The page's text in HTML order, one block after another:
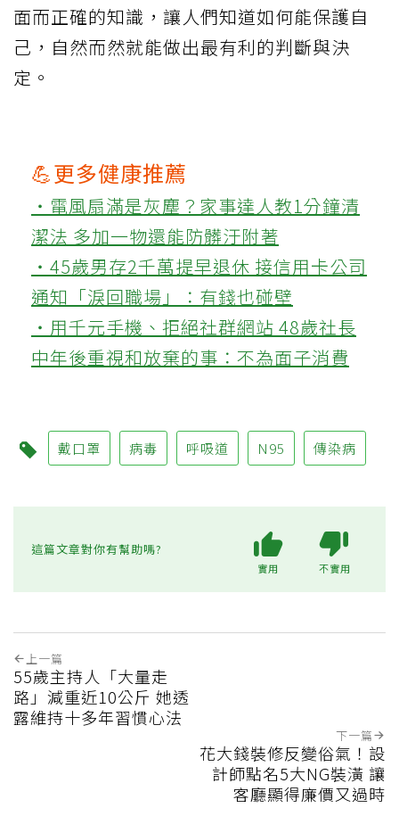
面而正確的知識，讓人們知道如何能保護自
己，自然而然就能做出最有利的判斷與決
定。
💪更多健康推薦
‧電風扇滿是灰塵？家事達人教1分鐘清
潔法 多加一物還能防髒汙附著
‧45歲男存2千萬提早退休 接信用卡公司
通知「淚回職場」：有錢也碰壁
‧用千元手機、拒絕社群網站 48歲社長
中年後重視和放棄的事：不為面子消費
戴口罩 病毒 呼吸道 N95 傳染病
這篇文章對你有幫助嗎?
實用 不實用
上一篇
55歲主持人「大量走
路」減重近10公斤 她透
露維持十多年習慣心法
下一篇
花大錢裝修反變俗氣！設
計師點名5大NG裝潢 讓
客廳顯得廉價又過時